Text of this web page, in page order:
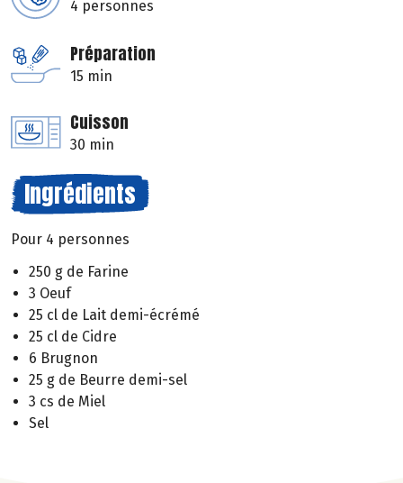
4 personnes
Préparation
15 min
Cuisson
30 min
Ingrédients
Pour 4 personnes
250 g de Farine
3 Oeuf
25 cl de Lait demi-écrémé
25 cl de Cidre
6 Brugnon
25 g de Beurre demi-sel
3 cs de Miel
Sel